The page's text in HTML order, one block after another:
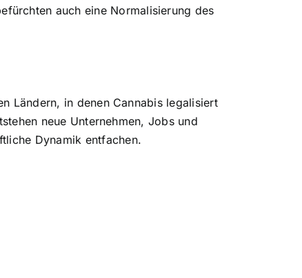
auch eine Normalisierung des
Ländern, in denen Cannabis legalisiert
neue Unternehmen, Jobs und
Dynamik entfachen.